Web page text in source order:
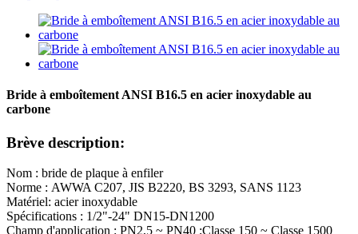
Bride à emboîtement ANSI B16.5 en acier inoxydable au
carbone
Brève description:
Nom : bride de plaque à enfiler
Norme : AWWA C207, JIS B2220, BS 3293, SANS 1123
Matériel: acier inoxydable
Spécifications : 1/2"-24" DN15-DN1200
Champ d'application : PN2,5 ~ PN40 ;Classe 150 ~ Classe 1500